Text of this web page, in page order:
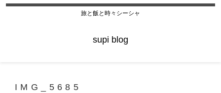
旅と飯と時々シーシャ
supi blog
IMG_5685